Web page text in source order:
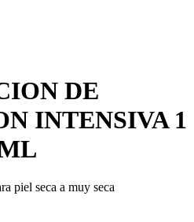
DE
INTENSIVA 1
piel seca a muy seca